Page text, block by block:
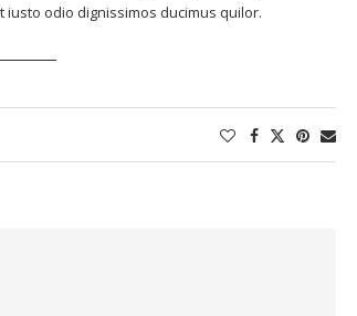
odio dignissimos ducimus quilor.